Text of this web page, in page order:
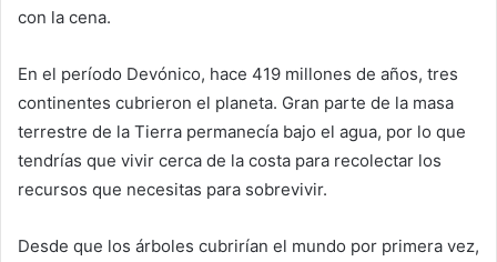
con la cena.
En el período Devónico, hace 419 millones de años, tres
continentes cubrieron el planeta. Gran parte de la masa
terrestre de la Tierra permanecía bajo el agua, por lo que
tendrías que vivir cerca de la costa para recolectar los
recursos que necesitas para sobrevivir.
Desde que los árboles cubrirían el mundo por primera vez,